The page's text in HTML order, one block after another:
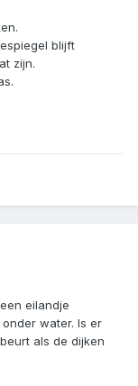
blijft
zijn.
eilandje
water. Is er
als de dijken